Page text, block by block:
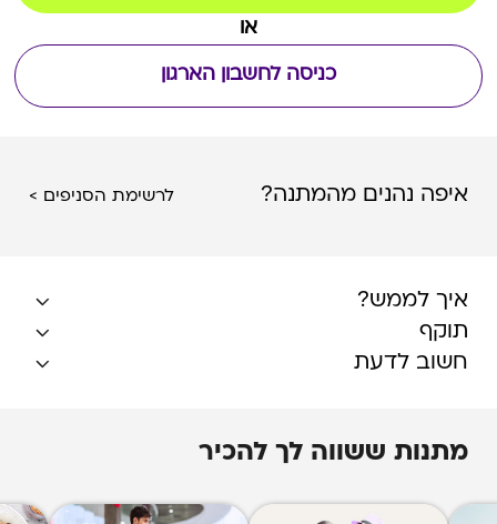
כניסה לחשבון הארגון
או
איפה נהנים מהמתנה? לרשימת הסניפים >
איך לממש?
תוקף
חשוב לדעת
מתנות ששווה לך להכיר